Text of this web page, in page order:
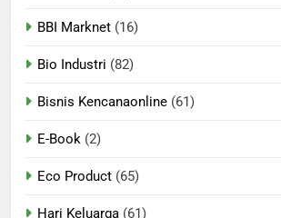
BBI Marknet (16)
Bio Industri (82)
Bisnis Kencanaonline (61)
E-Book (2)
Eco Product (65)
Hari Keluarga (61)